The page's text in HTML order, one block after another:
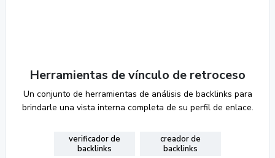
Herramientas de vínculo de retroceso
Un conjunto de herramientas de análisis de backlinks para
brindarle una vista interna completa de su perfil de enlace.
verificador de
backlinks
creador de
backlinks